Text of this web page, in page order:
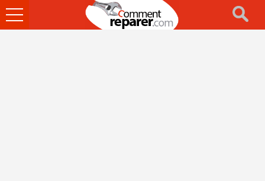
Ouvrir
le